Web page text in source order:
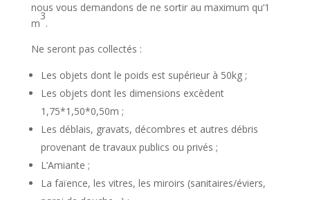
nous vous demandons de ne sortir au maximum qu’1
m
3
.
Ne seront pas collectés :
Les objets dont le poids est supérieur à 50kg ;
Les objets dont les dimensions excèdent
1,75*1,50*0,50m ;
Les déblais, gravats, décombres et autres débris
provenant de travaux publics ou privés ;
L’Amiante ;
La faïence, les vitres, les miroirs (sanitaires/éviers,